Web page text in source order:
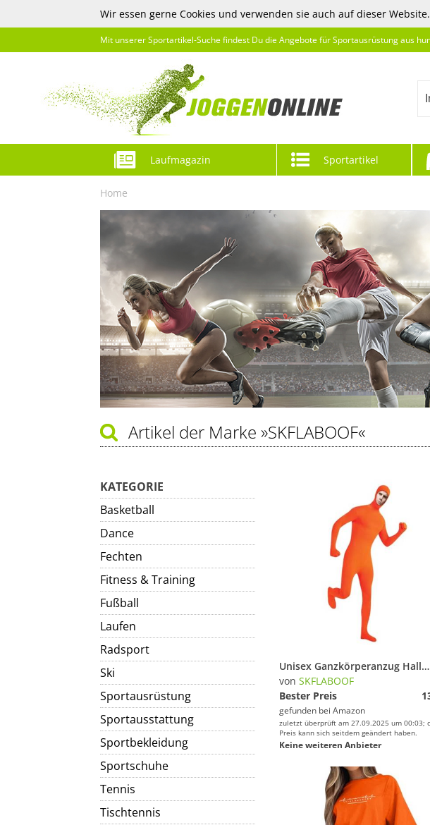
Wir essen gerne Cookies und verwenden sie auch auf dieser
Mit unserer Sportartikel-Suche findest Du die Angebote für Sportausrüstung aus
Laufmagazin Sportartikel
Home
Artikel der Marke »SKFLABOOF«
KATEGORIE
Basketball
Dance
Fechten
Fitness & Training
Fußball
Laufen
Radsport
Ski
Sportausrüstung
Sportausstattung
Sportbekleidung
Sportschuhe
Tennis
Tischtennis
Unisex Ganzkörperanzug Halloween Karneval Ganzkörper Slenderman Kostüm Bodysuit Man Damen Herren Greenscreen Anzug Zentai Suit Orange, 150
von SKFLABOOF
Bester Preis
gefunden bei Amazon
zuletzt überprüft am 27.09.2025 um 00:03;
Preis kann sich seitdem geändert haben.
Keine weiteren Anbieter